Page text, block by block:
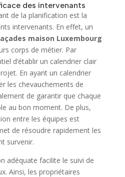
des intervenants
de la planification est la
intervenants. En effet, un
maison Luxembourg
corps de métier. Par
d’établir un calendrier clair
En ayant un calendrier
les chevauchements de
de garantir que chaque
au bon moment. De plus,
entre les équipes est
de résoudre rapidement les
survenir.
adéquate facilite le suivi de
Ainsi, les propriétaires